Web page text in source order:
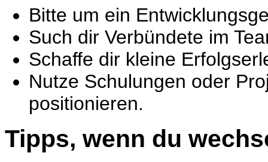
Bitte um ein
Such dir Verbündete im
Schaffe dir kleine
Nutze Schulungen oder
positionieren.
Tipps, wenn du